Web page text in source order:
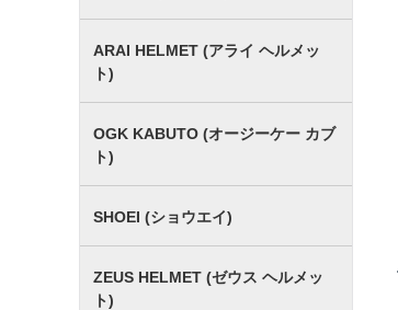
ARAI HELMET (アライ ヘルメッ
ト)
OGK KABUTO (オージーケー カブ
ト)
SHOEI (ショウエイ)
ZEUS HELMET (ゼウス ヘルメッ
ト)